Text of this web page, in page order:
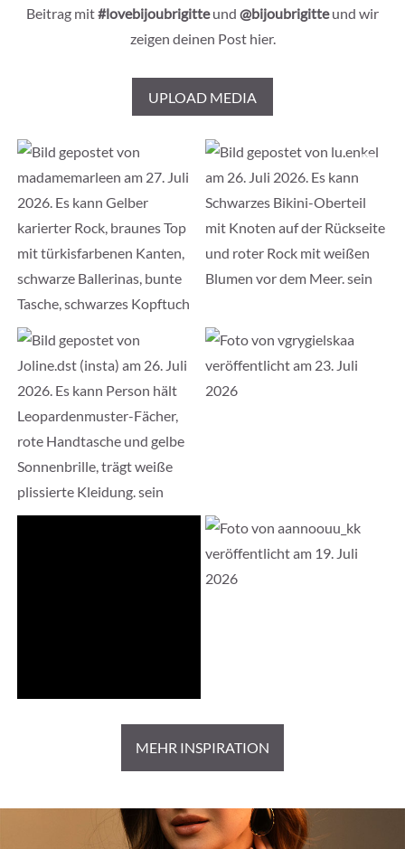
Beitrag mit#lovebijoubrigitteund @bijoubrigitteund wir
zeigen deinen Post hier.
UPLOAD MEDIA
MEHR INSPIRATION